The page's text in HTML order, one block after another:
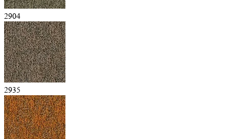
2904
2935